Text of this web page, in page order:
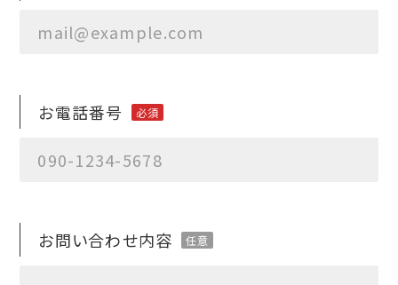
お電話番号
お問い合わせ内容